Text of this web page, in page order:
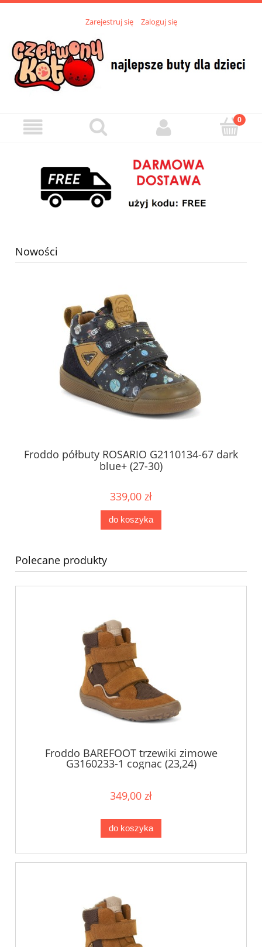
Zarejestruj się Zaloguj się
Nowości
Froddo półbuty ROSARIO G2110134-67 dark
blue+ (27-30)
339,00 zł
do koszyka
Polecane produkty
Froddo BAREFOOT trzewiki zimowe
G3160233-1 cognac (23,24)
349,00 zł
do koszyka